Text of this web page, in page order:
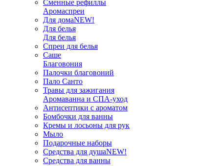
Сменные рефиллы
Аромаспреи
Для домаNEW!
Для белья
Для белья
Спреи для белья
Саше
Благовония
Палочки благовоний
Пало Санто
Травы для зажигания
Аромаванна и СПА-уход
Антисептики с ароматом
Бомбочки для ванны
Кремы и лосьоны для рук
Мыло
Подарочные наборы
Средства для душаNEW!
Средства для ванны